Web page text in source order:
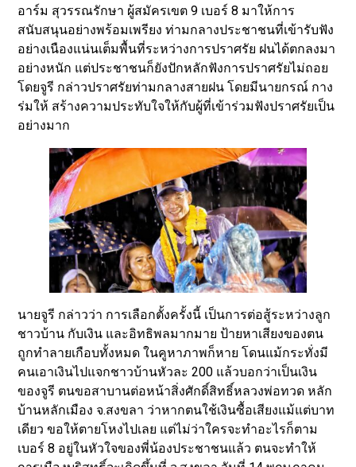
อาร์ม สุวรรณรักษา ผู้สมัครเขต 9 เบอร์ 8 มาให้การ
สนับสนุนอย่างพร้อมเพรียง ท่ามกลางประชาชนที่เข้ารับฟัง
อย่างเนืองแน่นเต็มพื้นที่ระหว่างการปราศรัย ฝนได้ตกลงมา
อย่างหนัก แต่ประชาชนก็ยังปักหลักฟังการปราศรัยไม่ถอย
โดยจูรี กล่าวปราศรัยท่ามกลางสายฝน โดยมีนายกรณ์ กาง
ร่มให้ สร้างความประทับใจให้กับผู้ที่เข้าร่วมฟังปราศรัยเป็น
อย่างมาก
นายจูรี กล่าวว่า การเลือกตั้งครั้งนี้ เป็นการต่อสู้ระหว่างลูก
ชาวบ้าน กับเงิน และอิทธิพลมากมาย ป้ายหาเสียงของตน
ถูกทำลายเกือบทั้งหมด ในคูหาภาพก็หาย โดนแม้กระทั่งมี
คนเอาเงินไปแจกชาวบ้านหัวละ 200 แล้วบอกว่าเป็นเงิน
ของจูรี ตนขอสาบานต่อหน้าสิ่งศักดิ์สิทธิ์หลวงพ่อทวด หลัก
บ้านหลักเมือง จ.สงขลา ว่าหากตนใช้เงินซื้อเสียงแม้แต่บาท
เดียว ขอให้ตายโหงไปเลย แต่ไม่ว่าใครจะทำอะไรก็ตาม
เบอร์ 8 อยู่ในหัวใจของพี่น้องประชาชนแล้ว ตนจะทำให้